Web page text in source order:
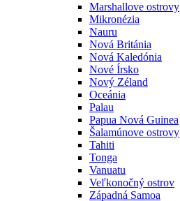
Marshallove ostrovy
Mikronézia
Nauru
Nová Británia
Nová Kaledónia
Nové Írsko
Nový Zéland
Oceánia
Palau
Papua Nová Guinea
Šalamúnove ostrovy
Tahiti
Tonga
Vanuatu
Veľkonočný ostrov
Západná Samoa